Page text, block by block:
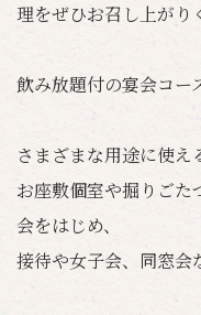
理をぜひお召し上がり
飲み放題付の宴会コー
さまざまな用途に使え
お座敷個室や掘りごた
会をはじめ、
接待や女子会、同窓会